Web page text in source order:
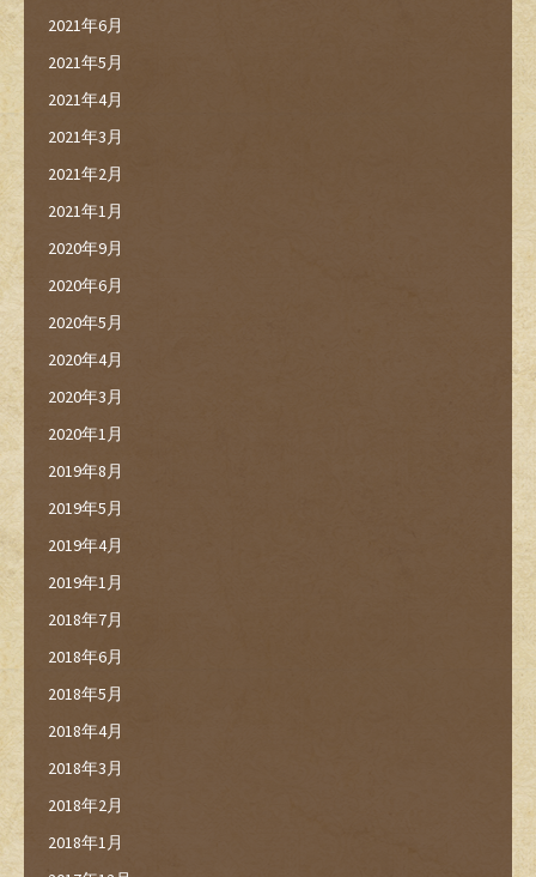
2021年6月
2021年5月
2021年4月
2021年3月
2021年2月
2021年1月
2020年9月
2020年6月
2020年5月
2020年4月
2020年3月
2020年1月
2019年8月
2019年5月
2019年4月
2019年1月
2018年7月
2018年6月
2018年5月
2018年4月
2018年3月
2018年2月
2018年1月